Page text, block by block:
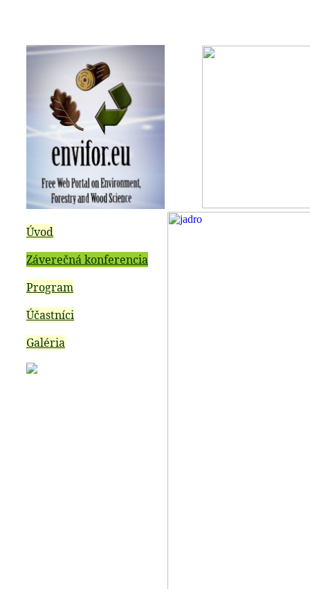
Úvod
Záverečná konferencia
Program
Účastníci
Galéria